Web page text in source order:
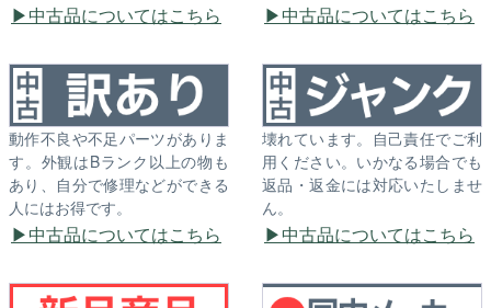
中古品についてはこちら 中古品についてはこちら
動作不良や不足パーツがありま
す。外観はBランク以上の物も
あり、自分で修理などができる
人にはお得です。
中古品についてはこちら
壊れています。自己責任でご利
用ください。いかなる場合でも
返品・返金には対応いたしませ
ん。
中古品についてはこちら